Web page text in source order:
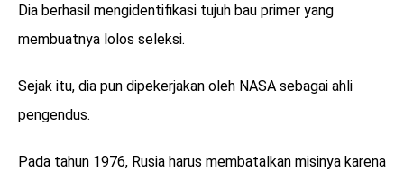
Dia berhasil mengidentifikasi tujuh bau primer yang
membuatnya lolos seleksi.
Sejak itu, dia pun dipekerjakan oleh NASA sebagai ahli
pengendus.
Pada tahun 1976, Rusia harus membatalkan misinya karena